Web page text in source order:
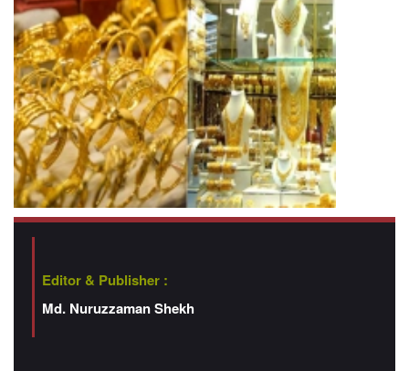
Editor & Publisher :
Md. Nuruzzaman Shekh